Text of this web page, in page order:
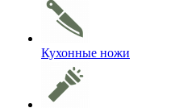
Кухонные ножи